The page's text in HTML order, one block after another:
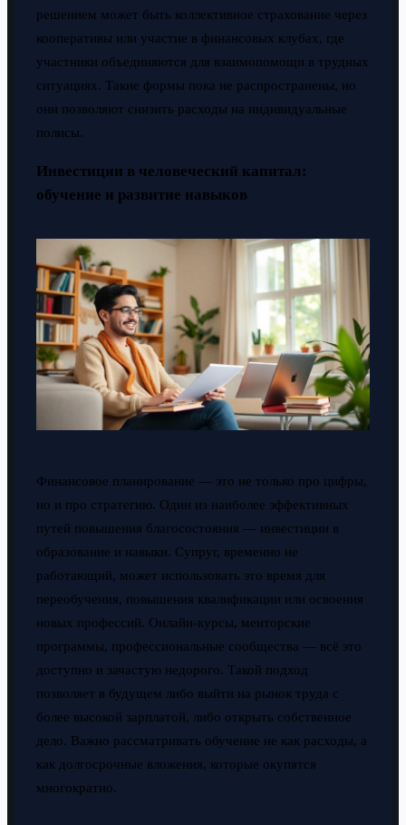
решением может быть коллективное страхование через
кооперативы или участие в финансовых клубах, где
участники объединяются для взаимопомощи в трудных
ситуациях. Такие формы пока не распространены, но
они позволяют снизить расходы на индивидуальные
полисы.
Инвестиции в человеческий капитал:
обучение и развитие навыков
Финансовое планирование — это не только про цифры,
но и про стратегию. Один из наиболее эффективных
путей повышения благосостояния — инвестиции в
образование и навыки. Супруг, временно не
работающий, может использовать это время для
переобучения, повышения квалификации или освоения
новых профессий. Онлайн-курсы, менторские
программы, профессиональные сообщества — всё это
доступно и зачастую недорого. Такой подход
позволяет в будущем либо выйти на рынок труда с
более высокой зарплатой, либо открыть собственное
дело. Важно рассматривать обучение не как расходы, а
как долгосрочные вложения, которые окупятся
многократно.